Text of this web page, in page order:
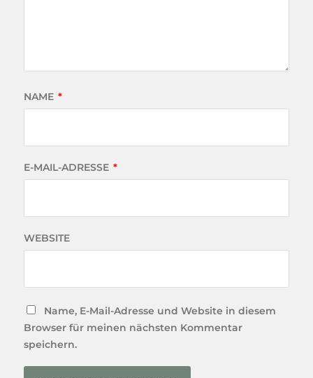
NAME *
E-MAIL-ADRESSE *
WEBSITE
Name, E-Mail-Adresse und Website in diesem
Browser für meinen nächsten Kommentar
speichern.